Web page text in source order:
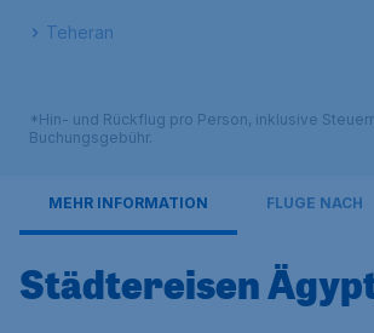
Teheran
*Hin- und Rückflug pro Person, inklusive
Buchungsgebühr.
MEHR INFORMATION FLÜGE NACH
Städtereisen